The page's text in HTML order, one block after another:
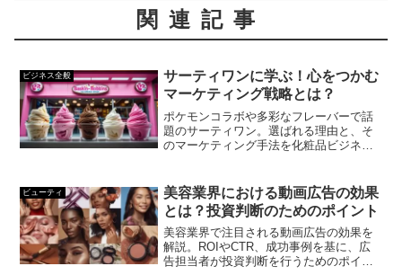
関連記事
ビジネス全般
サーティワンに学ぶ！心をつかむ
マーケティング戦略とは？
ポケモンコラボや多彩なフレーバーで話
題のサーティワン。選ばれる理由と、そ
のマーケティング手法を化粧品ビジネス
ビューティ
美容業界における動画広告の効果
とは？投資判断のためのポイント
美容業界で注目される動画広告の効果を
解説。ROIやCTR、成功事例を基に、広
告担当者が投資判断を行うためのポイン